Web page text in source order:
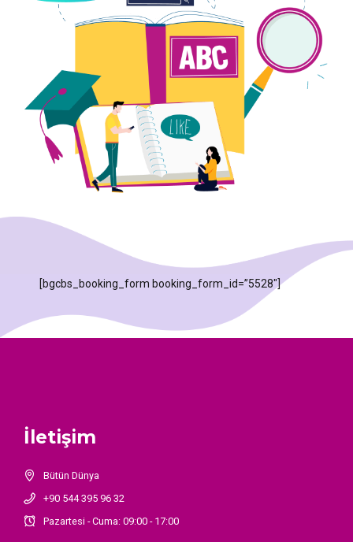
[bgcbs_booking_form booking_form_id=”5528″]
İletişim
Bütün Dünya
+90 544 395 96 32
Pazartesi - Cuma: 09:00 - 17:00